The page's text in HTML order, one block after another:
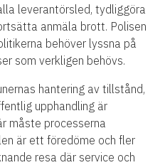
leverantörsled, tydliggöra
anmäla brott. Polisen
behöver lyssna på
som verkligen behövs.
hantering av tillstånd,
upphandling är
måste processerna
är ett föredöme och fler
resa där service och